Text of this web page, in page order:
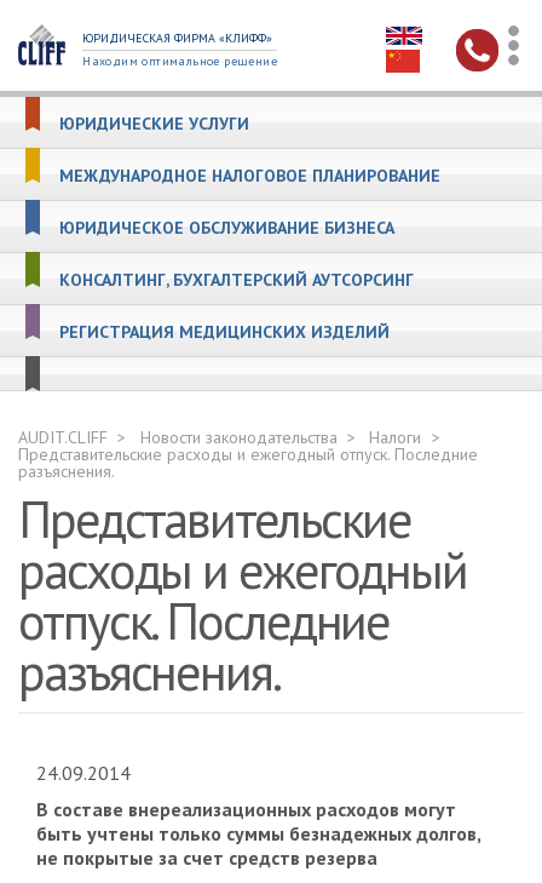
ЮРИДИЧЕСКАЯ ФИРМА «КЛИФФ»
Находим оптимальное решение
ЮРИДИЧЕСКИЕ УСЛУГИ
МЕЖДУНАРОДНОЕ НАЛОГОВОЕ ПЛАНИРОВАНИЕ
ЮРИДИЧЕСКОЕ ОБСЛУЖИВАНИЕ БИЗНЕСА
КОНСАЛТИНГ, БУХГАЛТЕРСКИЙ АУТСОРСИНГ
РЕГИСТРАЦИЯ МЕДИЦИНСКИХ ИЗДЕЛИЙ
AUDIT.CLIFF Новости законодательства Налоги
Представительские расходы и ежегодный отпуск. Последние
разъяснения.
Представительские
расходы и ежегодный
отпуск. Последние
разъяснения.
24.09.2014
В составе внереализационных расходов могут
быть учтены только суммы безнадежных долгов,
не покрытые за счет средств резерва